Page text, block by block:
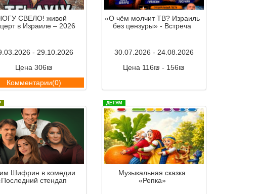
СВЕЛО! живой
в Израиле – 2026
- 29.10.2026
Цена 306₪
Комментарии(0)
«О чём молчит ТВ? Израиль
без цензуры» - Встреча
30.07.2026 - 24.08.2026
Цена 116₪ - 156₪
Шифрин в комедии
стендап
ДЕТЯМ
Музыкальная сказка
«Репка»